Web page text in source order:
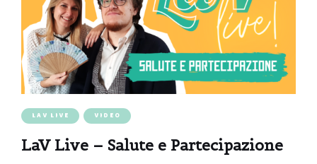
LAV LIVE VIDEO
LaV Live – Salute e Partecipazione